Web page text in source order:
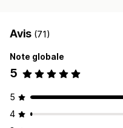
Avis (71)
Note globale
5
5
4